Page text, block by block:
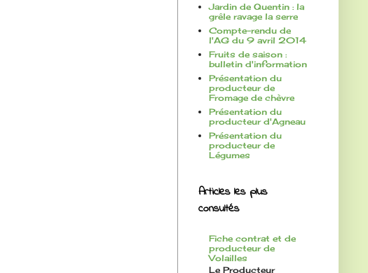
Jardin de Quentin : la
grêle ravage la serre
Compte-rendu de
l'AG du 9 avril 2014
Fruits de saison :
bulletin d'information
Présentation du
producteur de
Fromage de chèvre
Présentation du
producteur d'Agneau
Présentation du
producteur de
Légumes
Articles les plus
consultés
Fiche contrat et de
producteur de
Volailles
Le Producteur